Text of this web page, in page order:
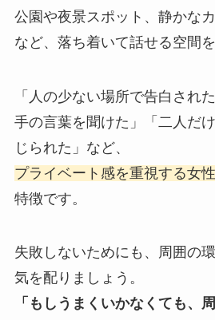
公園や夜景スポット、静かな
など、落ち着いて話せる空間
「人の少ない場所で告白され
手の言葉を聞けた」「二人だ
じられた」など、
プライベート感を重視する女
特徴です。
失敗しないためにも、周囲の
気を配りましょう。
「もしうまくいかなくても、